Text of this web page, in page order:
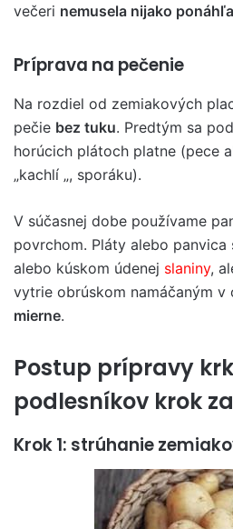
večeri nemusela nijako
Príprava na pečenie
Na rozdiel od zemiakových
pečie bez tuku. Predtým sa
horúcich plátoch platne (pece
„kachlí „, sporáku).
V súčasnej dobe používame
povrchom. Pláty alebo
alebo kúskom údenej slaniny,
vytrie obrúskom namáčaným v
mierne.
Postup prípravy
podlesníkov krok
Krok 1: strúhanie